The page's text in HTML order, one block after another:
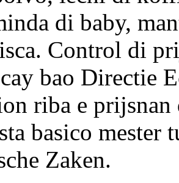
di baby,
Control di
bao Directie
riba e prijsnan
basico
Zaken.